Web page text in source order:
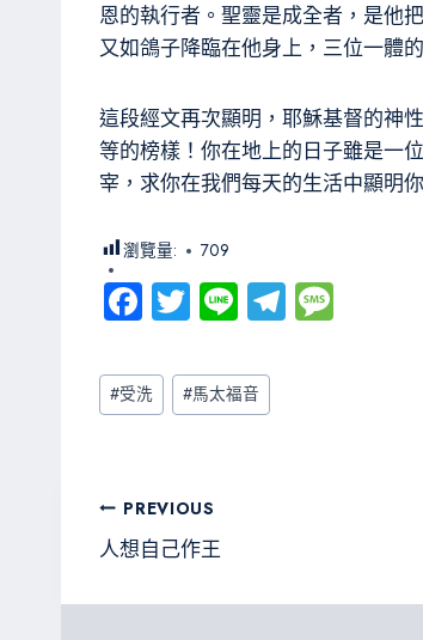
恩的執行者。聖靈是成全者，是他
又如鴿子降臨在他身上，三位一體
這段經文再次顯明，耶穌基督的神
等的榜樣！你在地上的日子雖是一
宰，求你在我們每天的生活中顯明
瀏覽量: 709
Fa
ce
b
o
T
wi
tt
er
Li
ne
Te
le
Post
Tags:
#受洗 #馬太福音
文
章
導
PREVIOUS
人想自己作王